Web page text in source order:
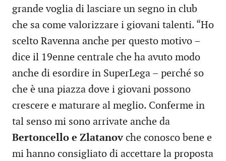
grande voglia di lasciare un segno in club
che sa come valorizzare i giovani talenti. “Ho
scelto Ravenna anche per questo motivo –
dice il 19enne centrale che ha avuto modo
anche di esordire in SuperLega – perché so
che è una piazza dove i giovani possono
crescere e maturare al meglio. Conferme in
tal senso mi sono arrivate anche da
Bertoncello e Zlatanov che conosco bene e
mi hanno consigliato di accettare la proposta